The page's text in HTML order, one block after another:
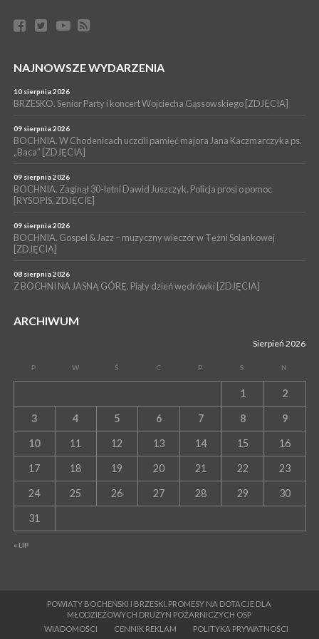
06 sierpnia 2026
POWIAT BRZESKI. Blisko dzieci, blisko rodziców – warsztaty dla
WYDARZENIA
POWIAT BRZESKI. W Wytrzyszczce karetka zderzyła się z
samochodem osobowym
WYDARZENIA
06 sierpnia 2026
BOCHNIA. Dziś w muzeum kolejne spotkanie w ramach
NAJNOWSZE WYDARZENIA
10 sierpnia 2026
BRZESKO. Senior Party i koncert Wojciecha Gąssowskiego [ZDJĘCIA]
09 sierpnia 2026
BOCHNIA. W Chodenicach uczcili pamięć majora Jana Kaczmarczyka ps.
„Baca” [ZDJĘCIA]
09 sierpnia 2026
BOCHNIA. Zaginął 30-letni Dawid Juszczyk. Policja prosi o pomoc
[RYSOPIS, ZDJĘCIE]
09 sierpnia 2026
BOCHNIA. Gospel & Jazz – muzyczny wieczór w Tężni Solankowej
[ZDJĘCIA]
08 sierpnia 2026
Z BOCHNI NA JASNĄ GÓRĘ. Piąty dzień wędrówki [ZDJĘCIA]
ARCHIWUM
Sierpień 2026
P W Ś C P S N
« LIP
1 2
3 4 5 6 7 8 9
10 11 12 13 14 15 16
17 18 19 20 21 22 23
24 25 26 27 28 29 30
31
POWIATY BOCHEŃSKI I BRZESKI. PROMESY NA DOTACJE DLA
MŁODZIEŻOWYCH DRUŻYN POŻARNICZYCH OSP
WIADOMOŚCI
CENNIK REKLAM
POLITYKA PRYWATNOŚCI